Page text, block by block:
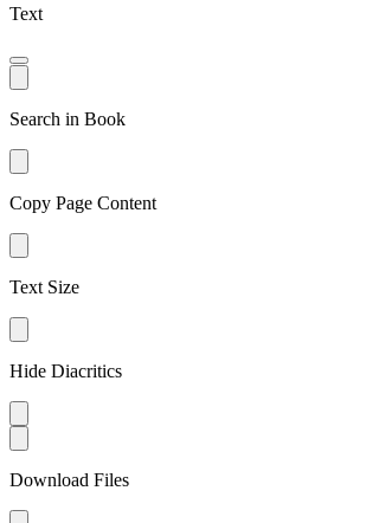
Text
Search in Book
Copy Page Content
Text Size
Hide Diacritics
Download Files